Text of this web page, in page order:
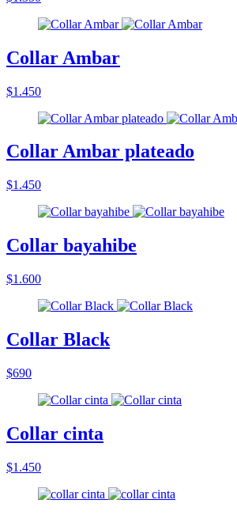
Collar Ambar
$1.450
Collar Ambar plateado
$1.450
Collar bayahibe
$1.600
Collar Black
$690
Collar cinta
$1.450